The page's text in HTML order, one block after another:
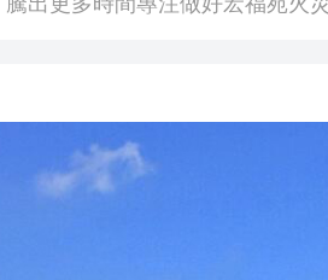
2025年海南儋州以舊換新帶動消
山東26戶省屬國企去年合計營收